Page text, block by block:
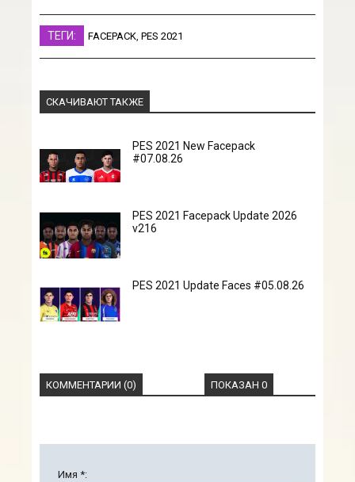
ТЕГИ: FACEPACK, PES 2021
СКАЧИВАЮТ ТАКЖЕ
PES 2021 New Facepack
#07.08.26
PES 2021 Facepack Update 2026
v216
PES 2021 Update Faces #05.08.26
КОММЕНТАРИИ (0) ПОКАЗАН 0
Имя *: